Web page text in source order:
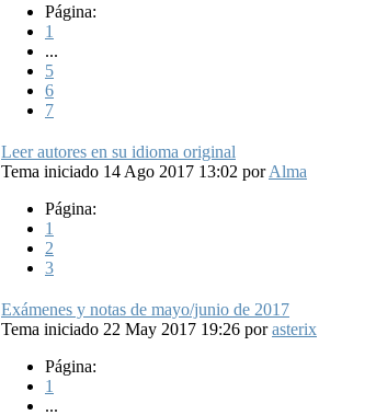
Página:
1
...
5
6
7
Leer autores en su idioma original
Tema iniciado 14 Ago 2017 13:02 porAlma
Página:
1
2
3
Exámenes y notas de mayo/junio de 2017
Tema iniciado 22 May 2017 19:26 porasterix
Página:
1
...